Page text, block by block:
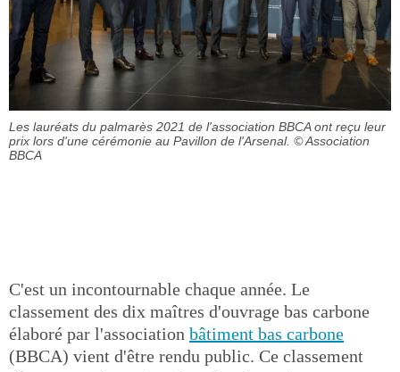
Les lauréats du palmarès 2021 de l'association BBCA ont reçu leur
prix lors d'une cérémonie au Pavillon de l'Arsenal. © Association
BBCA
C'est un incontournable chaque année. Le
classement des dix maîtres d'ouvrage bas carbone
élaboré par l'association bâtiment bas carbone
(BBCA) vient d'être rendu public. Ce classement